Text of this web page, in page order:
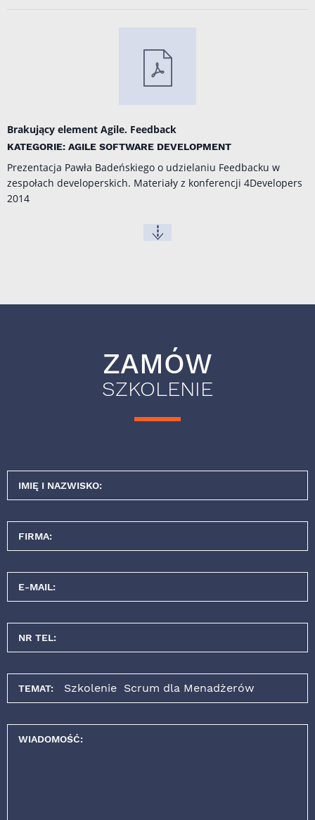
Brakujący element Agile. Feedback
KATEGORIE: AGILE SOFTWARE DEVELOPMENT
Prezentacja Pawła Badeńskiego o udzielaniu Feedbacku w
zespołach developerskich. Materiały z konferencji 4Developers
2014
ZAMÓW
SZKOLENIE
IMIĘ I NAZWISKO:
FIRMA:
E-MAIL:
NR TEL:
TEMAT:
WIADOMOŚĆ: